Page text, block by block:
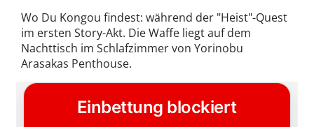
Wo Du Kongou findest: während der "Heist"-Quest
im ersten Story-Akt. Die Waffe liegt auf dem
Nachttisch im Schlafzimmer von Yorinobu
Arasakas Penthouse.